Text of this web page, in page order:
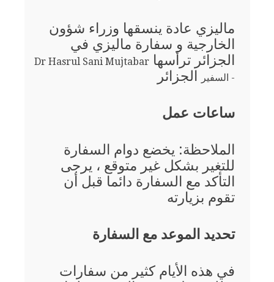
ماليزي عادة ينسقها وزراء شؤون
الخارجية و سفارة ماليزي في
الجزائر ترأسها Dr Hasrul Sani Mujtabar
- السفير
الجزائر
ساعات عمل
الملاحظة: يخضع دوام السفارة
للتغير بشكل غير متوقع ، يرجى
التأكد مع السفارة دائما قبل أن
تقوم بزيارته
تحديد الموعد مع السفارة
في هذه الأيام كثير من سفارات